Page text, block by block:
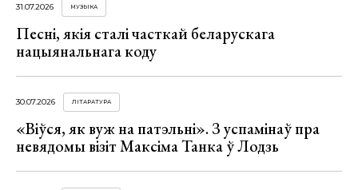
31.07.2026 МУЗЫКА
Песні, якія сталі часткай беларускага
нацыянальнага коду
30.07.2026 ЛІТАРАТУРА
«Віўся, як вуж на патэльні». З успамінаў пра
невядомы візіт Максіма Танка ў Лодзь